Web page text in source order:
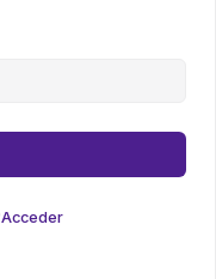
Acceder